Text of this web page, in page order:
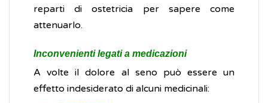
reparti di ostetricia per sapere come
attenuarlo.
Inconvenienti legati a medicazioni
A volte il dolore al seno può essere un
effetto indesiderato di alcuni medicinali: